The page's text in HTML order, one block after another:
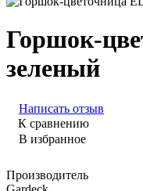
Горшок-
зеленый
Написать отзыв
К сравнению
В избранное
Производитель